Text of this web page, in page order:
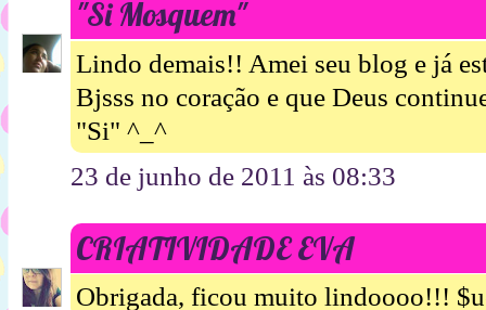
"Si Mosquem"
Lindo demais!! Amei seu blog e já
Bjsss no coração e que Deus
"Si" ^_^
23 de junho de 2011 às 08:33
CRIATIVIDADE EVA
Obrigada, ficou muito lindoooo!!!